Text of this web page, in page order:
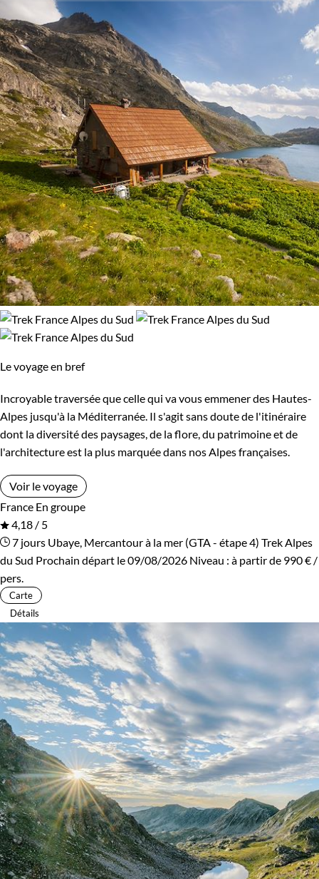
Canyoning Multi-activités
Randonnée Trek
Budget
Moins de 750 € De 750 à 1 250 €
Âge des enfants
Les 6/9 ans Les 10/13 ans
Les 14/16 ans
Confort
Refuge, gîte, dortoir
Itinérance
Semi-itinérant
En étoile
Environnement
Le voyage en bref
Incroyable traversée que celle qui va vous emmener des Hautes-
Alpes jusqu'à la Méditerranée. Il s'agit sans doute de l'itinéraire
dont la diversité des paysages, de la flore, du patrimoine et de
l'architecture est la plus marquée dans nos Alpes françaises.
Voir le voyage
France En groupe
4,18 / 5
7 jours Ubaye, Mercantour à la mer (GTA - étape 4) Trek Alpes
du Sud Prochain départ le 09/08/2026 Niveau : à partir de 990 € /
pers.
Carte
Détails